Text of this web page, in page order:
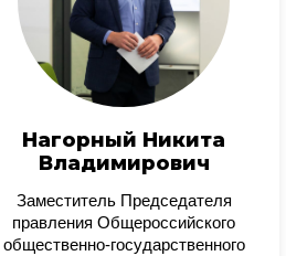
Нагорный Никита
Владимирович
Заместитель Председателя
правления Общероссийского
общественно-государственного